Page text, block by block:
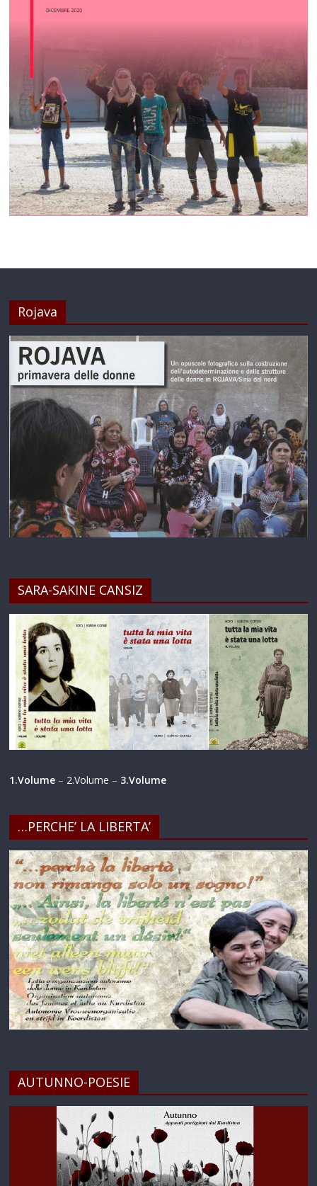
Rojava
SARA-SAKINE CANSIZ
1.Volume – 2.Volume – 3.Volume
…PERCHE’ LA LIBERTA’
AUTUNNO-POESIE